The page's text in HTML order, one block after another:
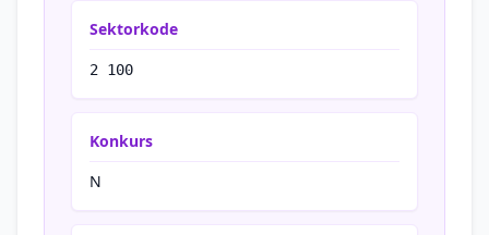
Sektorkode
2 100
Konkurs
N